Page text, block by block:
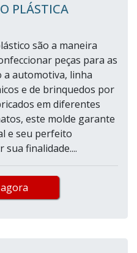
PLÁSTICA
são a maneira
peças para as
a automotiva, linha
e de brinquedos por
em diferentes
este molde garante
e seu perfeito
finalidade....